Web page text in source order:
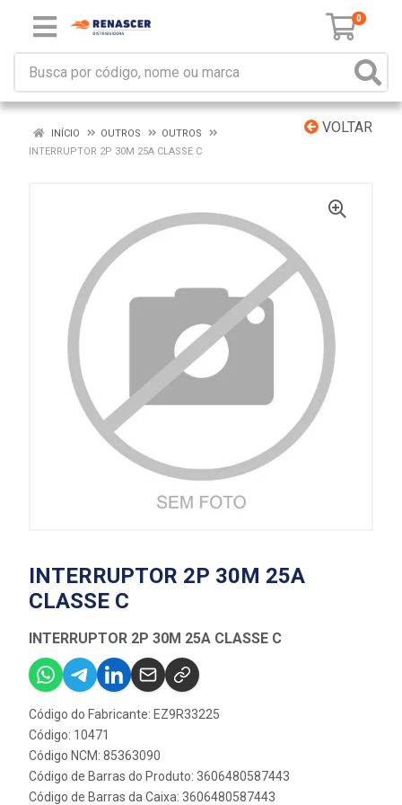
0
VOLTAR
INÍCIO OUTROS
OUTROS
INTERRUPTOR 2P 30M 25A CLASSE C
INTERRUPTOR 2P 30M 25A
CLASSE C
INTERRUPTOR 2P 30M 25A CLASSE C
Código do Fabricante: EZ9R33225
Código: 10471
Código NCM: 85363090
Código de Barras do Produto: 3606480587443
Código de Barras da Caixa: 3606480587443